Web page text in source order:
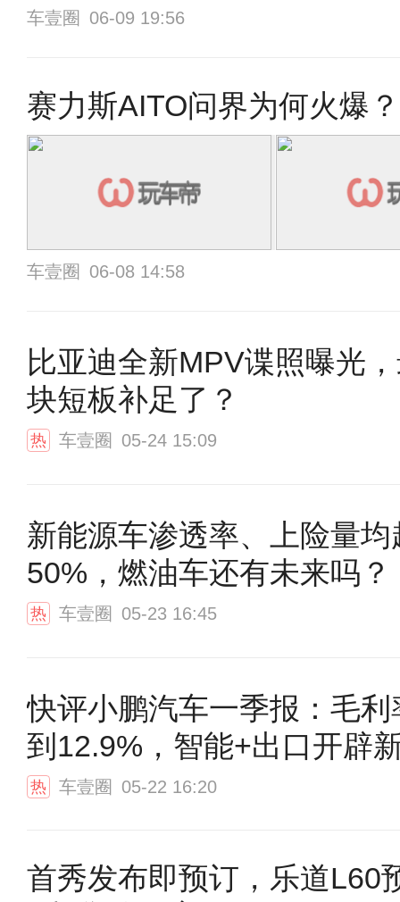
车壹圈 06-09 19:56
赛力斯AITO问界为何火爆
车壹圈 06-08 14:58
比亚迪全新MPV谍照曝光
块短板补足了？
热 车壹圈 05-24 15:09
新能源车渗透率、上险量均
50%，燃油车还有未来吗？
热 车壹圈 05-23 16:45
快评小鹏汽车一季报：毛利
到12.9%，智能+出口开辟
热 车壹圈 05-22 16:20
首秀发布即预订，乐道L60